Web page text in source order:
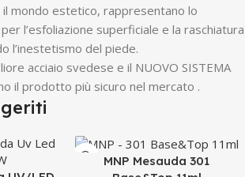
mondo estetico, rappresentano lo
l’esfoliazione superficiale e la raschiatura
l’inestetismo del piede.
acciaio svedese e il NUOVO SISTEMA
il prodotto più sicuro nel mercato .
MNP Mesauda 301